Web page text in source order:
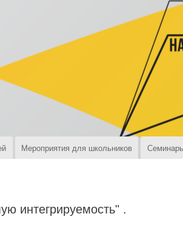
Мероприятия для школьников
интегрируемость" .